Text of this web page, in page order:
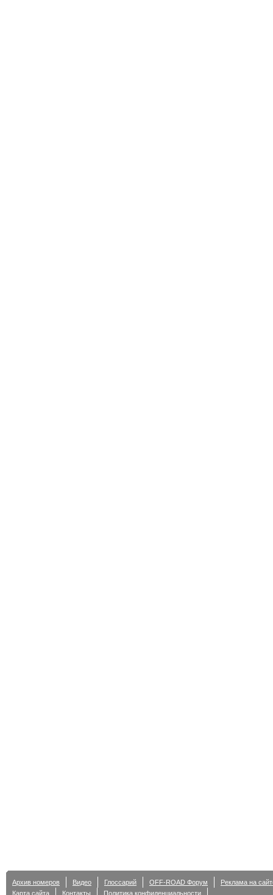
Архив номеров Видео Глоссарий OFF-ROAD Форум
Реклама на
Карта сайта
Контакты Политика конфиденциальности